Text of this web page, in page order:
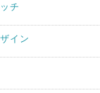
チ
イン